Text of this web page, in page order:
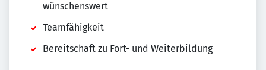
wünschenswert
Teamfähigkeit
Bereitschaft zu Fort- und Weiterbildung